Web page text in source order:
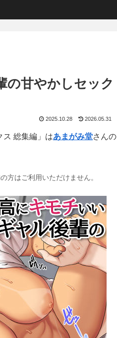
の甘やかしセック
2025.10.28 2026.05.31
ス 総集編」はあまがみ堂さんの
方はご利用いただけません。